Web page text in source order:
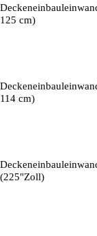
125 cm)
114 cm)
(225"Zoll)